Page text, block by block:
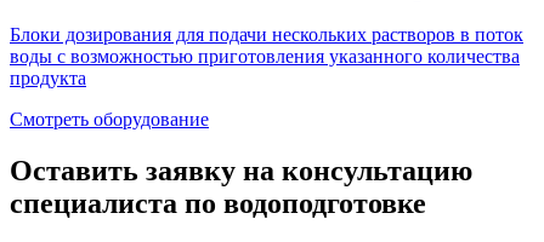
Блоки дозирования для подачи нескольких растворов в поток
воды с возможностью приготовления указанного количества
продукта
Смотреть оборудование
Оставить заявку на консультацию
специалиста по водоподготовке